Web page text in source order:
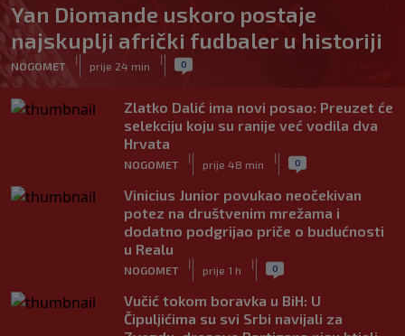
Yan Diomande uskoro postaje
najskuplji afrički fudbaler u historiji
NOGOMET
|
prije 24 min
| 0
Zlatko Dalić ima novi posao: Preuzet će
selekciju koju su ranije već vodila dva
Hrvata
NOGOMET
|
prije 48 min
| 0
Vinicius Junior povukao neočekivan
potez na društvenim mrežama i
dodatno podgrijao priče o budućnosti
u Realu
NOGOMET
|
prije 1 h
| 0
Vučić tokom boravka u BiH: U
Čipuljićima su svi Srbi navijali za